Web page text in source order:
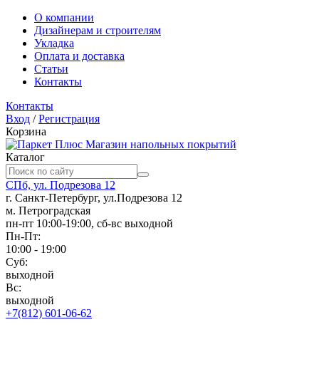
О компании
Дизайнерам и строителям
Укладка
Оплата и доставка
Статьи
Контакты
Контакты
Вход /Регистрация
Корзина
Магазин напольных покрытий
Каталог
СПб, ул. Подрезова 12
г. Санкт-Петербург, ул.Подрезова 12
м. Петроградская
пн-пт 10:00-19:00, сб-вс выходной
Пн-Пт:
10:00 - 19:00
Суб:
выходной
Вс:
выходной
+7(812) 601-06-62